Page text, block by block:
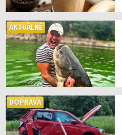
AKTUÁLNĚ
DOPRAVA